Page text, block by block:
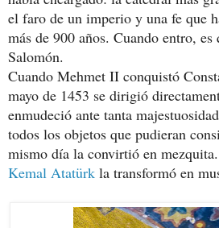
el faro de un imperio y una fe que
más de 900 años. Cuando entro,
Salomón.
Cuando Mehmet II conquistó
mayo de 1453 se dirigió
enmudeció ante tanta
todos los objetos que pudieran
mismo día la convirtió en
Kemal Atatürk la transformó en